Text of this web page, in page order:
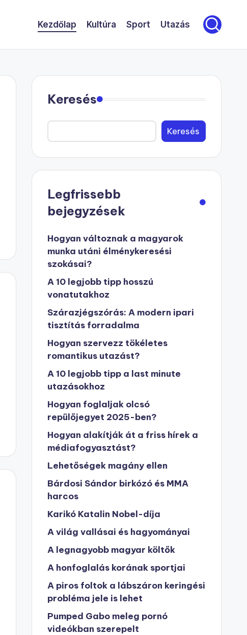
Kezdőlap Kultúra Sport Utazás
Keresés
Keresés
Legfrissebb
bejegyzések
Hogyan változnak a magyarok
munka utáni élménykeresési
szokásai?
A 10 legjobb tipp hosszú
vonatutakhoz
Szárazjégszórás: A modern ipari
tisztítás forradalma
Hogyan szervezz tökéletes
romantikus utazást?
A 10 legjobb tipp a last minute
utazásokhoz
Hogyan foglaljak olcsó
repülőjegyet 2025-ben?
Hogyan alakítják át a friss hírek a
médiafogyasztást?
Lehetőségek magány ellen
Bárdosi Sándor birkózó és MMA
harcos
Karikó Katalin Nobel-díja
A világ vallásai és hagyományai
A legnagyobb magyar költők
A honfoglalás korának sportjai
A piros foltok a lábszáron keringési
probléma jele is lehet
Pumped Gabo meleg pornó
videókban szerepelt